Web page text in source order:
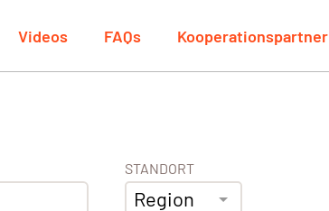
Videos FAQs Kooperationspartner
STANDORT
Region